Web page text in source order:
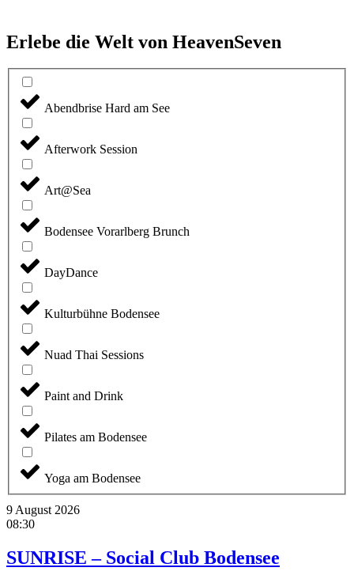
Erlebe die Welt von HeavenSeven
Abendbrise Hard am See
Afterwork Session
Art@Sea
Bodensee Vorarlberg Brunch
DayDance
Kulturbühne Bodensee
Nuad Thai Sessions
Paint and Drink
Pilates am Bodensee
Yoga am Bodensee
9 August 2026
08:30
SUNRISE – Social Club Bodensee